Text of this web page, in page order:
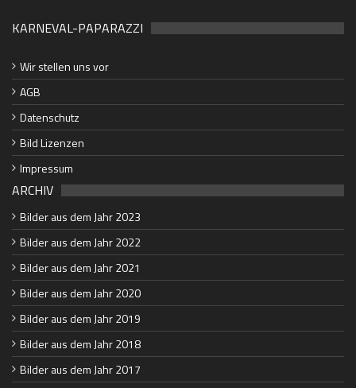
KARNEVAL-PAPARAZZI
Wir stellen uns vor
AGB
Datenschutz
Bild Lizenzen
Impressum
ARCHIV
Bilder aus dem Jahr 2023
Bilder aus dem Jahr 2022
Bilder aus dem Jahr 2021
Bilder aus dem Jahr 2020
Bilder aus dem Jahr 2019
Bilder aus dem Jahr 2018
Bilder aus dem Jahr 2017